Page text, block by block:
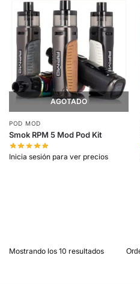
AGOTADO
POD MOD
Smok RPM 5 Mod Pod Kit
Inicia sesión para ver precios
Mostrando los 10 resultados